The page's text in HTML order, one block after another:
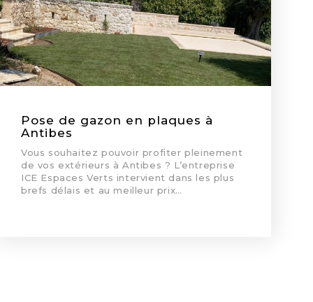
Pose de gazon en plaques à
Antibes
Vous souhaitez pouvoir profiter pleinement
de vos extérieurs à Antibes ? L’entreprise
ICE Espaces Verts intervient dans les plus
brefs délais et au meilleur prix…